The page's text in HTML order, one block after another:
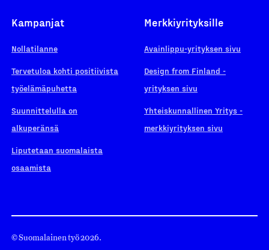
Kampanjat
Nollatilanne
Tervetuloa kohti positiivista
työelämäpuhetta
Suunnittelulla on
alkuperänsä
Liputetaan suomalaista
osaamista
Merkkiyrityksille
Avainlippu-yrityksen sivu
Design from Finland -
yrityksen sivu
Yhteiskunnallinen Yritys -
merkkiyrityksen sivu
© Suomalainen työ 2026.